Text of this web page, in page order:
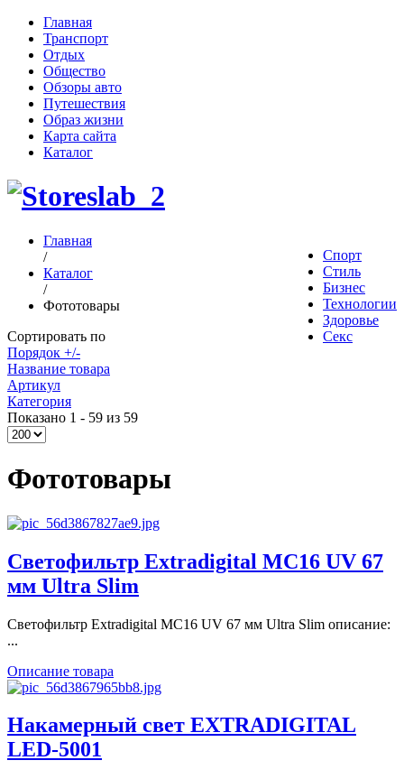
Главная
Транспорт
Отдых
Общество
Обзоры авто
Путешествия
Образ жизни
Карта сайта
Каталог
Спорт
Стиль
Бизнес
Технологии
Здоровье
Секс
Главная
/
Каталог
/
Фототовары
Сортировать по
Порядок +/-
Название товара
Артикул
Категория
Показано 1 - 59 из 59
Фототовары
Светофильтр Extradigital MC16 UV 67
мм Ultra Slim
Светофильтр Extradigital MC16 UV 67 мм Ultra Slim описание:
...
Описание товара
Накамерный свет EXTRADIGITAL
LED-5001